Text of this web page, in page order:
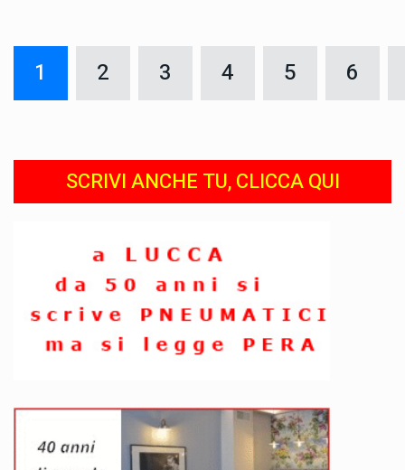
1 2 3 4 5 6
SCRIVI ANCHE TU, CLICCA QUI